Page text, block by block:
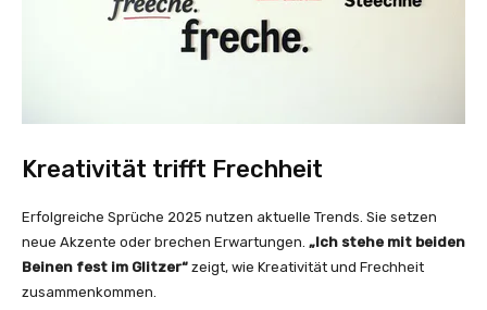
Kreativität trifft Frechheit
Erfolgreiche Sprüche 2025 nutzen aktuelle Trends. Sie setzen
neue Akzente oder brechen Erwartungen. „Ich stehe mit beiden
Beinen fest im Glitzer“ zeigt, wie Kreativität und Frechheit
zusammenkommen.